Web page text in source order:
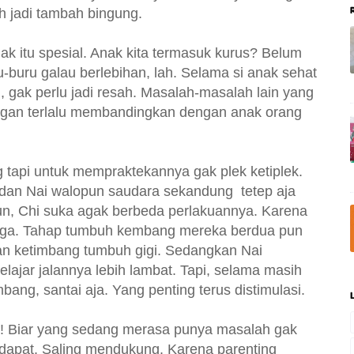
jadi tambah bingung.
itu spesial. Anak kita termasuk kurus? Belum
buru galau berlebihan, lah. Selama si anak sehat
perlu jadi resah. Masalah-masalah lain yang
terlalu membandingkan dengan anak orang
untuk mempraktekannya gak plek ketiplek.
Nai walopun saudara sekandung tetep aja
Chi suka agak berbeda perlakuannya. Karena
Tahap tumbuh kembang mereka berdua pun
ketimbang tumbuh gigi. Sedangkan Nai
jalannya lebih lambat. Tapi, selama masih
santai aja. Yang penting terus distimulasi.
yang sedang merasa punya masalah gak
Saling mendukung. Karena parenting